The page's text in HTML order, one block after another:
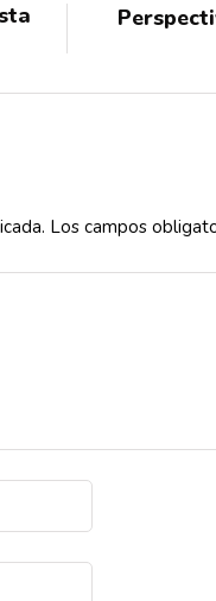
Los campos